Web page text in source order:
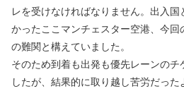
レを受けなければなりません。出入
かったここマンチェスター空港、今
の難関と構えていました。
そのため到着も出発も優先レーンの
したが、結果的に取り越し苦労だった